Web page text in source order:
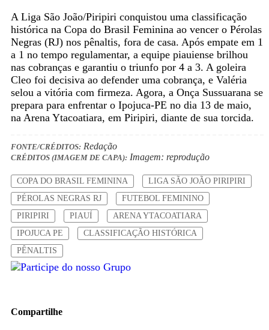
A Liga São João/Piripiri conquistou uma classificação
histórica na Copa do Brasil Feminina ao vencer o Pérolas
Negras (RJ) nos pênaltis, fora de casa. Após empate em 1
a 1 no tempo regulamentar, a equipe piauiense brilhou
nas cobranças e garantiu o triunfo por 4 a 3. A goleira
Cleo foi decisiva ao defender uma cobrança, e Valéria
selou a vitória com firmeza. Agora, a Onça Sussuarana se
prepara para enfrentar o Ipojuca-PE no dia 13 de maio,
na Arena Ytacoatiara, em Piripiri, diante de sua torcida.
FONTE/CRÉDITOS:Redação
CRÉDITOS (IMAGEM DE CAPA):Imagem: reprodução
COPA DO BRASIL FEMININA
LIGA SÃO JOÃO PIRIPIRI
PÉROLAS NEGRAS RJ
FUTEBOL FEMININO
PIRIPIRI
PIAUÍ
ARENA YTACOATIARA
IPOJUCA PE
CLASSIFICAÇÃO HISTÓRICA
PÊNALTIS
Compartilhe